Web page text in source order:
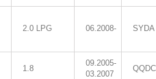
2.0 LPG 06.2008- SYDA
1.8
09.2005-
03.2007
QQDC